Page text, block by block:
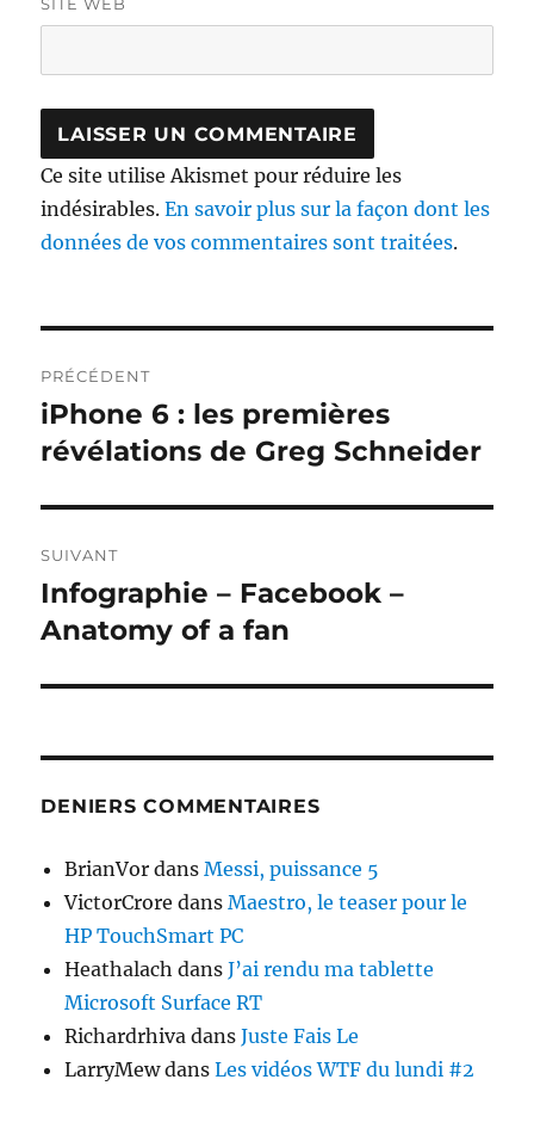
SITE WEB
Ce site utilise Akismet pour réduire les
indésirables.En savoir plus sur la façon dont les
données de vos commentaires sont traitées.
de
l’article
PRÉCÉDENT
Publication
précédente :
iPhone 6 : les premières
révélations de Greg Schneider
SUIVANT
Publication
suivante :
Infographie – Facebook –
Anatomy of a fan
DENIERS COMMENTAIRES
BrianVor dansMessi, puissance 5
VictorCrore dansMaestro, le teaser pour le
HP TouchSmart PC
Heathalach dansJ’ai rendu ma tablette
Microsoft Surface RT
Richardrhiva dansJuste Fais Le
LarryMewdansLes vidéos WTF du lundi #2